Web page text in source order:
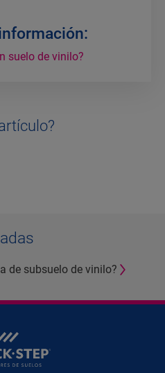
suelo de vinilo?
de subsuelo de vinilo?